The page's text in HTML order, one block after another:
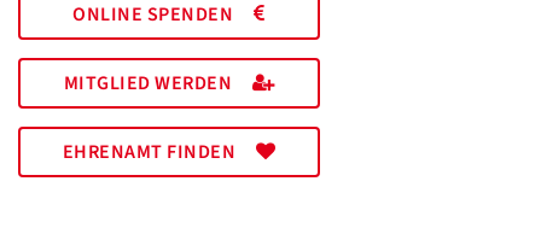
ONLINE SPENDEN
MITGLIED WERDEN
EHRENAMT FINDEN